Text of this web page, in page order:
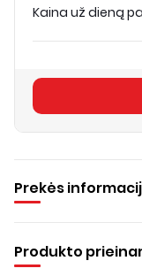
Kaina už dieną
Prekės
Produkto